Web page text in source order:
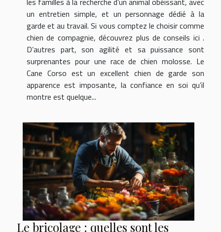
un entretien simple, et un personnage dédié à la
garde et au travail. Si vous comptez le choisir comme
chien de compagnie, découvrez plus de conseils ici .
D’autres part, son agilité et sa puissance sont
surprenantes pour une race de chien molosse. Le
Cane Corso est un excellent chien de garde son
apparence est imposante, la confiance en soi qu’il
montre est quelque...
Le bricolage : quelles sont les